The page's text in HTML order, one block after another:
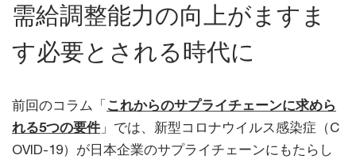
需給調整能力の向上がますま
す必要とされる時代に
前回のコラム「 これからのサプライチェーンに求めら
れる5つの要件 」では、新型コロナウイルス感染症（C
OVID-19）が日本企業のサプライチェーンにもたらし